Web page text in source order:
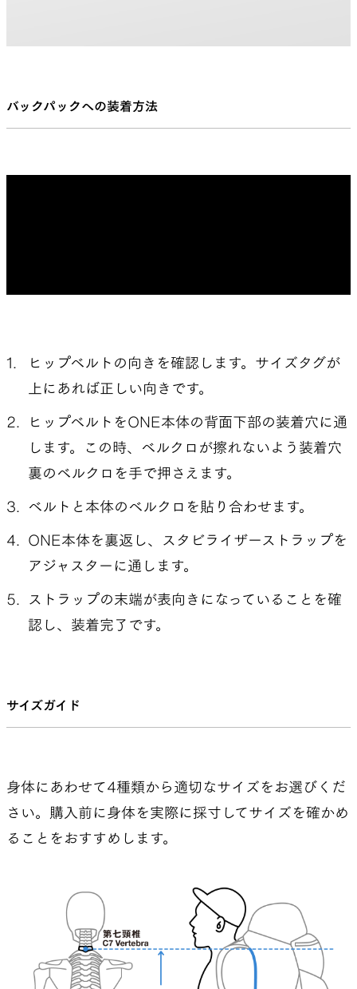
バックパックへの装着方法
ヒップベルトの向きを確認します。サイズタグが
上にあれば正しい向きです。
ヒップベルトをONE本体の背面下部の装着穴に通
します。この時、ベルクロが擦れないよう装着穴
裏のベルクロを手で押さえます。
ベルトと本体のベルクロを貼り合わせます。
ONE本体を裏返し、スタビライザーストラップを
アジャスターに通します。
ストラップの末端が表向きになっていることを確
認し、装着完了です。
サイズガイド
身体にあわせて4種類から適切なサイズをお選びくだ
さい。購入前に身体を実際に採寸してサイズを確かめ
ることをおすすめします。